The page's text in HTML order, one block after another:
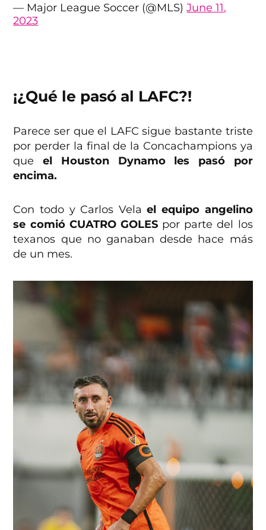
— Major League Soccer (@MLS)June 11,
2023
¡¿Qué le pasó al LAFC?!
Parece ser que el LAFC sigue bastante triste
por perder la final de la Concachampions ya
queel Houston Dynamo les pasó por
encima.
Con todo y Carlos Velael equipo angelino
se comió CUATRO GOLESpor parte del los
texanos que no ganaban desde hace más
de un mes.